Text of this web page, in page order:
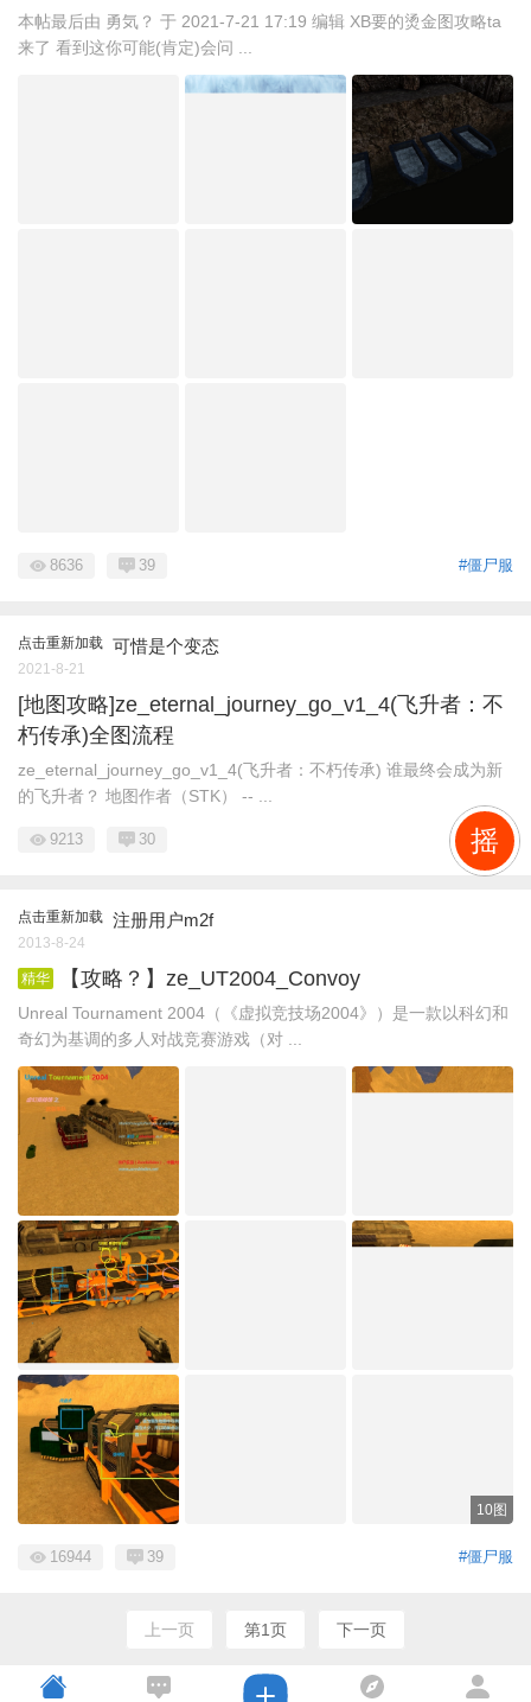
本帖最后由 勇気？ 于 2021-7-21 17:19 编辑 XB要的烫金图攻略ta
来了 看到这你可能(肯定)会问 ...
#僵尸服
8636 39
点击重新加载 可惜是个变态
2021-8-21
[地图攻略]ze_eternal_journey_go_v1_4(飞升者：不
朽传承)全图流程
ze_eternal_journey_go_v1_4(飞升者：不朽传承) 谁最终会成为新
的飞升者？ 地图作者（STK） -- ...
#僵尸服
9213 30
点击重新加载 注册用户m2f
2013-8-24
精华 【攻略？】ze_UT2004_Convoy
Unreal Tournament 2004（《虚拟竞技场2004》）是一款以科幻和
奇幻为基调的多人对战竞赛游戏（对 ...
10图
#僵尸服
16944 39
上一页 第1页 下一页
摇